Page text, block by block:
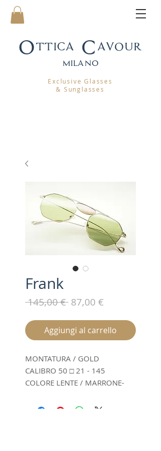
Ottica Cavour
milano
Exclusive Glasses
& Sunglasses
Frank
145,00 € Prezzo
87,00 €Prezzo
Aggiungi al carrello
MONTATURA / GOLD
CALIBRO 50 □ 21 - 145
COLORE LENTE / MARRONE-